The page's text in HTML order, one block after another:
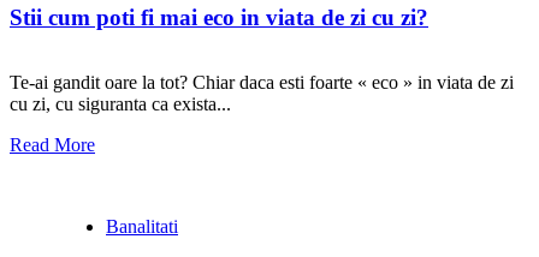
Stii cum poti fi mai eco in viata de zi cu zi?
Te-ai gandit oare la tot? Chiar daca esti foarte « eco » in viata de zi
cu zi, cu siguranta ca exista...
Read More
Banalitati